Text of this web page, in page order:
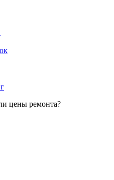
цены ремонта?